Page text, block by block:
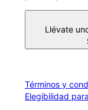
Llévate
Términos y
Elegibilidad